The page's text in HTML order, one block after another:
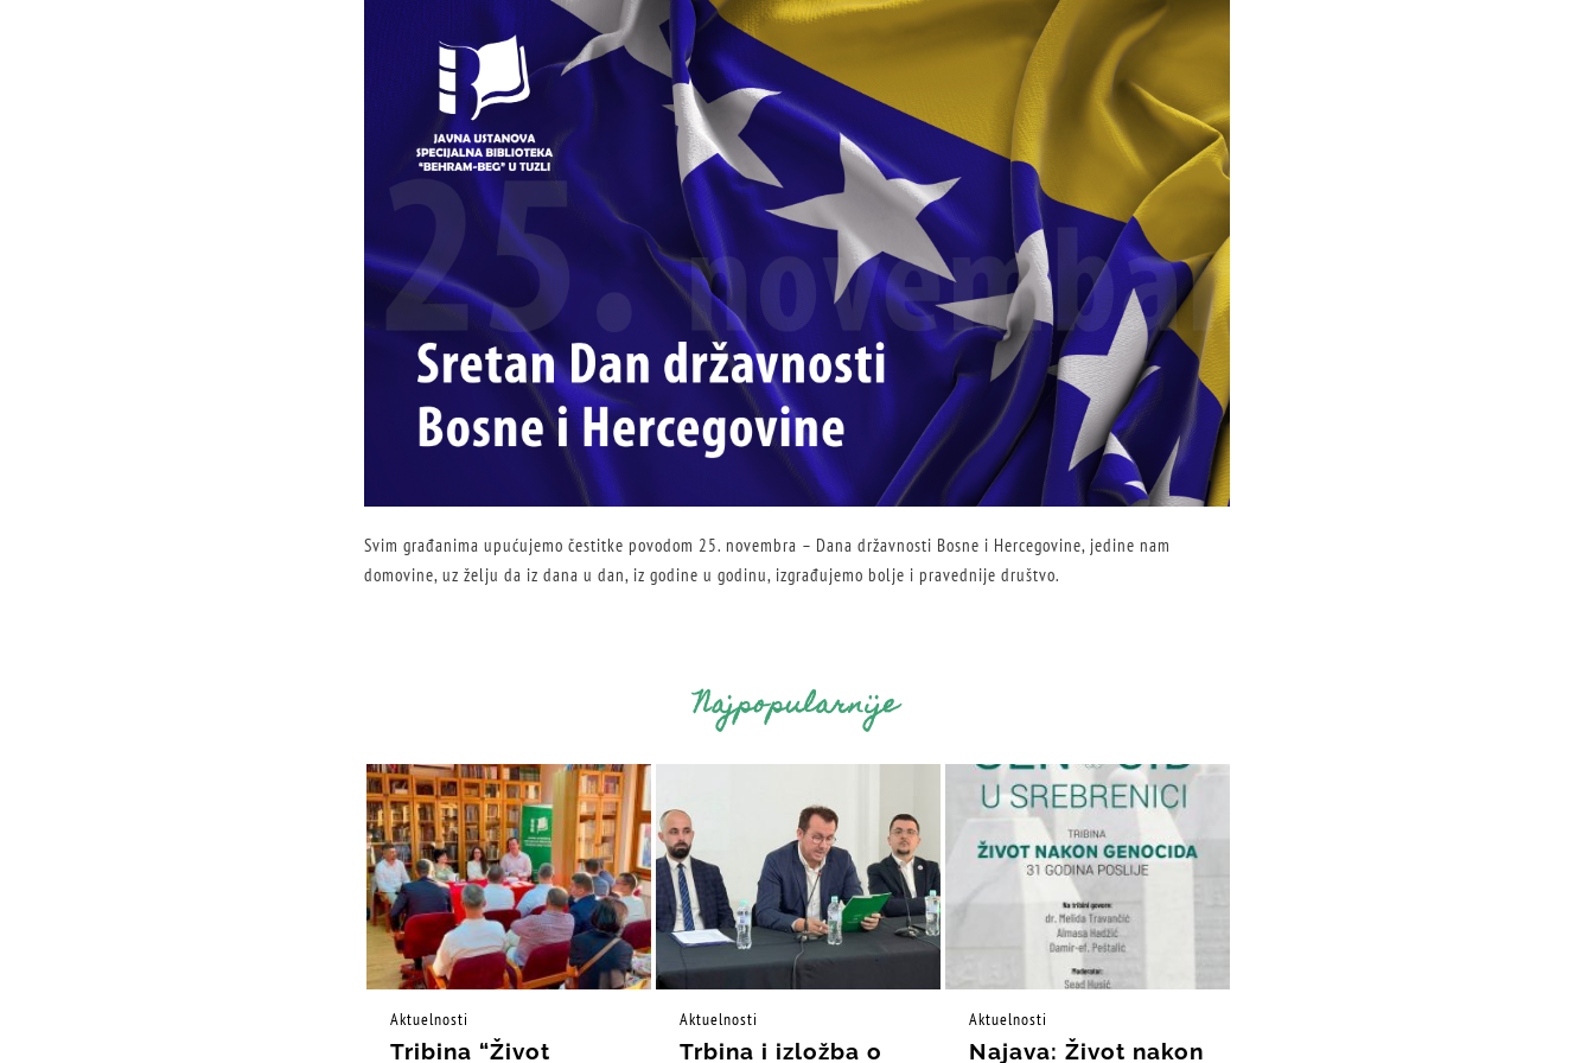
Svim građanima upućujemo čestitke povodom 25. novembra – Dana državnosti Bosne i Hercegovine, jedine nam
domovine, uz želju da iz dana u dan, iz godine u godinu, izgrađujemo bolje i pravednije društvo.
Najpopularnije
Aktuelnosti
Tribina “Život
Aktuelnosti
Trbina i izložba o
Aktuelnosti
Najava: Život nakon